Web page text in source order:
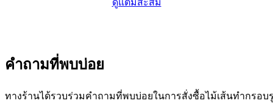
ดูแต้มสะสม
คำถามที่พบบ่อย
ทางร้านได้รวบร่วมคำถามที่พบบ่อยในการสั่งซื้อไม้เส้นทำกรอ